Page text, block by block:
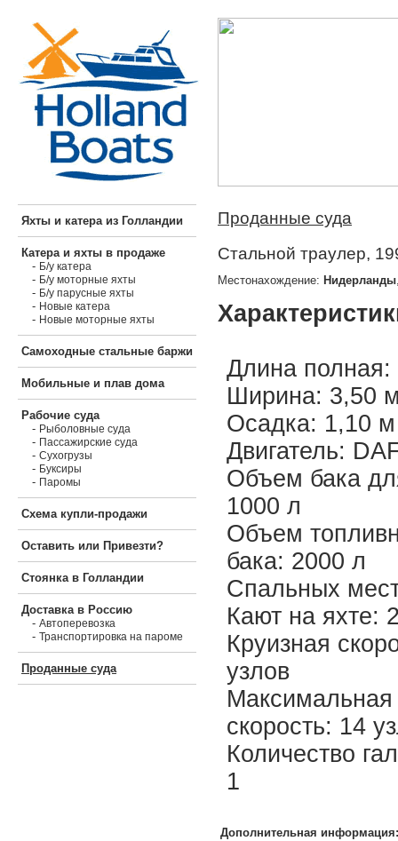
Яхты и катера из Голландии
Катера и яхты в продаже
- Б/у катера
- Б/у моторные яхты
- Б/у парусные яхты
- Новые катера
- Новые моторные яхты
Самоходные стальные баржи
Мобильные и плав дома
Рабочие суда
- Рыболовные суда
- Пассажирские суда
- Сухогрузы
- Буксиры
- Паромы
Схема купли-продажи
Оставить или Привезти?
Стоянка в Голландии
Доставка в Россию
- Автоперевозка
- Транспортировка на пароме
Проданные суда
Проданные суда
Стальной траулер,
Местонахождение: Нидерланды
Длина
Ширина: 3,50
Осадка: 1,10 м
Двигатель:
Объем бака
1000 л
Объем
бака: 2000 л
Спальных
Кают на яхте:
Круизная
узлов
Максимальная
скорость: 14
Количество
1
Дополнительная информация: